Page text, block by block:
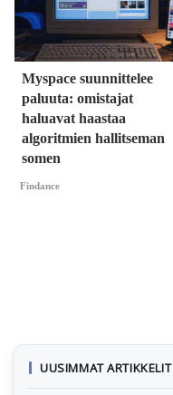
Myspace suunnittelee
paluuta: omistajat
haluavat haastaa
algoritmien hallitseman
somen
Findance
UUSIMMAT ARTIKKELIT